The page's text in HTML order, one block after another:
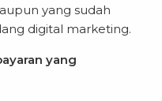
yang sudah
digital marketing.
yang